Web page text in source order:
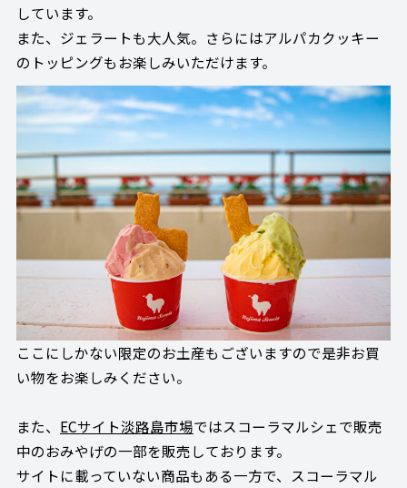
しています。
また、ジェラートも大人気。さらにはアルパカクッキー
のトッピングもお楽しみいただけます。
ここにしかない限定のお土産もございますので是非お買
い物をお楽しみください。
また、 ECサイト淡路島市場ではスコーラマルシェで販売
中のおみやげの一部を販売しております。
サイトに載っていない商品もある一方で、スコーラマル